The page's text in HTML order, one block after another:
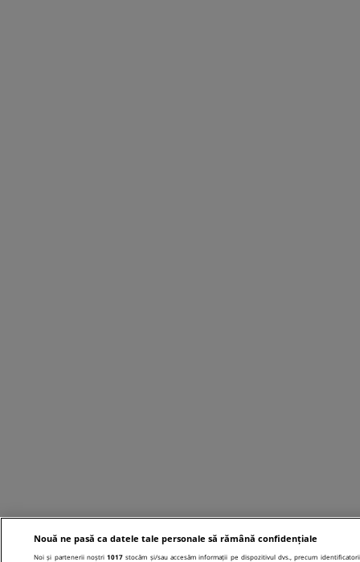
Nouă ne pasă ca datele tale personale să rămână confidențiale
Noi și partenerii noștri1017 stocăm și/sau accesăm informații pe dispozitivul dvs., precum